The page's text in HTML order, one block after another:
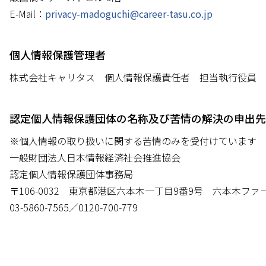
E-Mail： privacy-madoguchi@career-tasu.co.jp
個人情報保護管理者
株式会社キャリタス 個人情報保護責任者 担当執行役員
認定個人情報保護団体の名称及び苦情の解決の申出先
※個人情報の取り扱いに関する苦情のみを受付けています
一般財団法人日本情報経済社会推進協会
認定個人情報保護団体事務局
〒106-0032 東京都港区六本木一丁目9番9号 六本木ファ
03-5860-7565／0120-700-779